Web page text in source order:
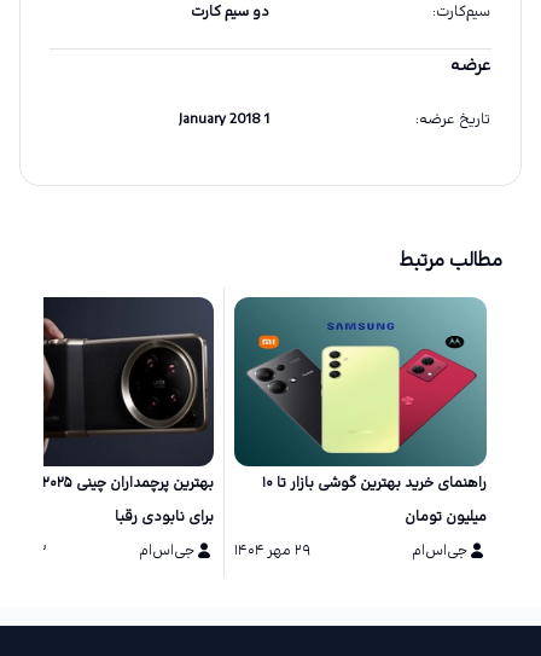
سیم‌کارت: دو سیم کارت
عرضه
تاریخ عرضه:
1 January 2018
مطالب مرتبط
راهنمای خرید بهترین گوشی بازار تا ۱۰
میلیون تومان
جی‌اس‌ام
۲۹ مهر ۱۴۰۴
برای نابودی رقبا
جی‌اس‌ام
۱۳ مرداد ۱۴۰۴